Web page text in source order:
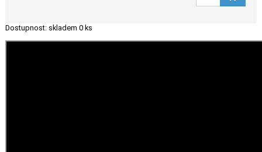
Dostupnost: skladem 0 ks